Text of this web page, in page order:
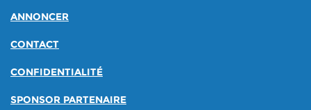
ANNONCER
CONTACT
CONFIDENTIALITÉ
SPONSOR PARTENAIRE